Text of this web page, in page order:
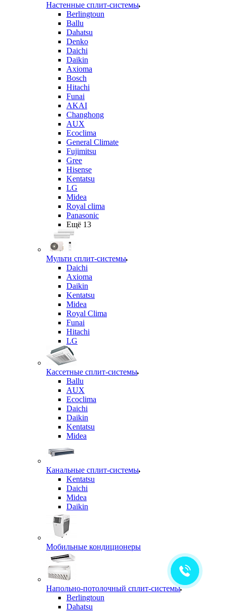
Настенные сплит-системы
Berlingtoun
Ballu
Dahatsu
Denko
Daichi
Daikin
Axioma
Bosch
Hitachi
Funai
AKAI
Changhong
AUX
Ecoclima
General Climate
Fujimitsu
Gree
Hisense
Kentatsu
LG
Midea
Royal clima
Panasonic
Ещё 13
Мульти сплит-системы
Daichi
Axioma
Daikin
Kentatsu
Midea
Royal Clima
Funai
Hitachi
LG
Кассетные сплит-системы
Ballu
AUX
Ecoclima
Daichi
Daikin
Kentatsu
Midea
Канальные сплит-системы
Kentatsu
Daichi
Midea
Daikin
Мобильные кондиционеры
Напольно-потолочный сплит-системы
Berlingtoun
Dahatsu